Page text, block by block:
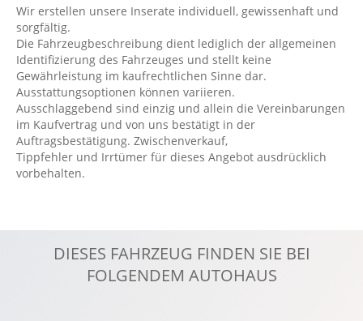
Elektr. Stabilitätsprogramm ESP
Fahrer- /Beifahrerairbag
Fahrer-/Beifahrersitz höhenverstellbar
Fahrlichtautomatik
Fensterheber elektrisch 4-fach
Fernlichtassistent
FordPass Connect
Gepäckraumboden höhenverstellbar
Getränkehalter vorn
Handyvorbereitung Bluetooth
ISOFIX Kindersitzbefestigung
Wir erstellen unsere Inserate individuell, gewissenhaft und
sorgfältig.
Die Fahrzeugbeschreibung dient lediglich der allgemeinen
Identifizierung des Fahrzeuges und stellt keine
Gewährleistung im kaufrechtlichen Sinne dar.
Ausstattungsoptionen können variieren.
Ausschlaggebend sind einzig und allein die Vereinbarungen
im Kaufvertrag und von uns bestätigt in der
Auftragsbestätigung. Zwischenverkauf,
Tippfehler und Irrtümer für dieses Angebot ausdrücklich
vorbehalten.
DIESES FAHRZEUG FINDEN SIE BEI
FOLGENDEM AUTOHAUS